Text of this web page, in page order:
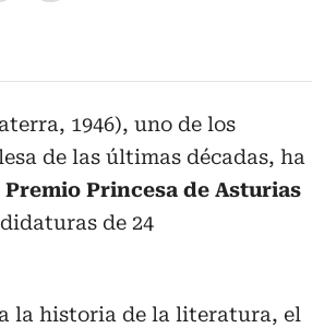
1946), uno de los
de las últimas décadas, ha
Princesa de Asturias
de 24
la historia de la literatura, el